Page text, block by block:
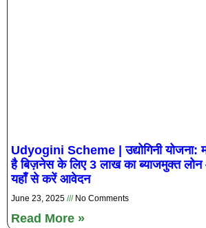
Udyogini Scheme | उद्योगिनी योजना:
है बिज़नेस के लिए 3 लाख का ब्याजमुक्त लोन
यहाँ से करें आवेदन
June 23, 2025 No Comments
Read More »